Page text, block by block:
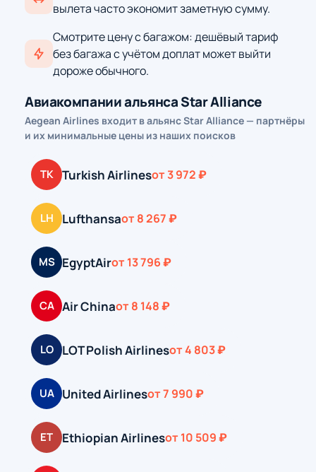
вылета часто экономит заметную сумму.
Смотрите цену с багажом: дешёвый тариф
без багажа с учётом доплат может выйти
дороже обычного.
Авиакомпании альянса Star Alliance
Aegean Airlines входит в альянс Star Alliance — партнёры
и их минимальные цены из наших поисков
TK Turkish Airlinesот 3 972 ₽
LH Lufthansaот 8 267 ₽
MS EgyptAirот 13 796 ₽
CA Air Chinaот 8 148 ₽
LO LOT Polish Airlinesот 4 803 ₽
UA United Airlinesот 7 990 ₽
ET Ethiopian Airlinesот 10 509 ₽